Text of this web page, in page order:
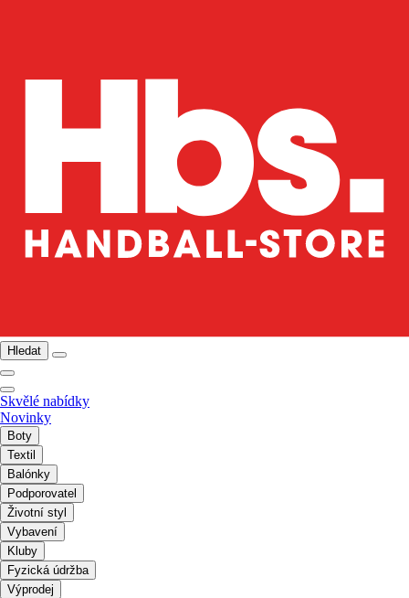
Hledat
Skvělé nabídky
Novinky
Boty
Textil
Balónky
Podporovatel
Životní styl
Vybavení
Kluby
Fyzická údržba
Výprodej